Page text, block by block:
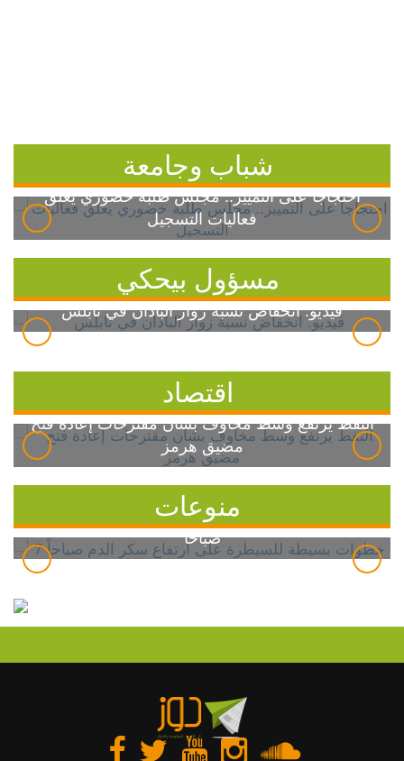
شباب وجامعة
احتجاجاً على التمييز.. مجلس طلبة خضوري يعلق
فعاليات التسجيل
مسؤول بيحكي
فيديو: انخفاض نسبة زوار الباذان في نابلس
اقتصاد
النفط يرتفع وسط مخاوف بشأن مقترحات إعادة فتح
مضيق هرمز
منوعات
7 خطوات بسيطة للسيطرة على ارتفاع سكر الدم
صباحاً